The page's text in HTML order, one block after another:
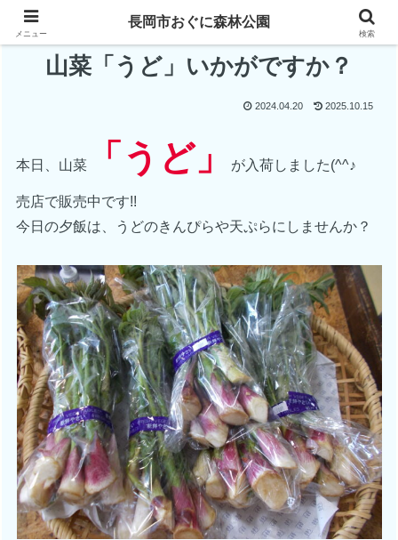
山菜「うど」いかがですか？
2024.04.20 2025.10.15
本日、山菜 「うど」 が入荷しました(^^♪
売店で販売中です!!
今日の夕飯は、うどのきんぴらや天ぷらにしませんか？
メニュー
長岡市おぐに森林公園
検索